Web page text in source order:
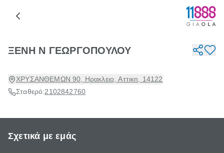
ΞΕΝΗ Ν ΓΕΩΡΓΟΠΟΥΛΟΥ
ΧΡΥΣΑΝΘΕΜΩΝ 90, Ηρακλειο, Αττικη, 14122
Σταθερό:2102842760
Σχετικά με εμάς